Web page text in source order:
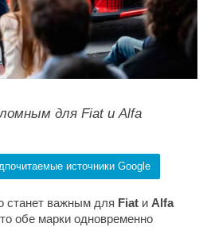
для Fiat и Alfa
источники Google
станет важным для Fiat и Alfa
обе марки одновременно